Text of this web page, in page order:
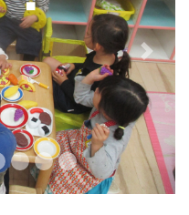
に関する情
います。